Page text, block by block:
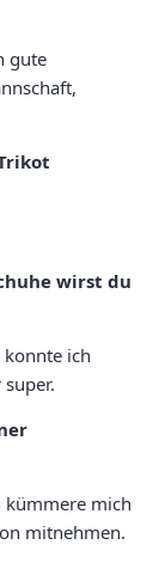
gute
wirst du
konnte ich
kümmere mich
mitnehmen.